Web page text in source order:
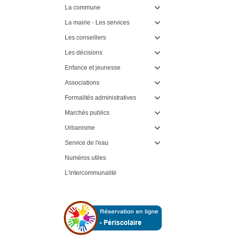
La commune 
La mairie - Les services 
Les conseillers 
Les décisions 
Enfance et jeunesse 
Associations 
Formalités administratives 
Marchés publics 
Urbanisme 
Service de l'eau 
Numéros utiles
L'intercommunalité